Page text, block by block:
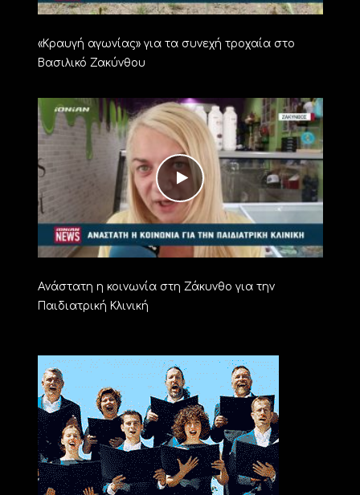
«Kραυγή αγωνίας» για τα συνεχή τροχαία στο
Βασιλικό Ζακύνθου
Aνάστατη η κοινωνία στη Ζάκυνθο για την
Παιδιατρική Κλινική